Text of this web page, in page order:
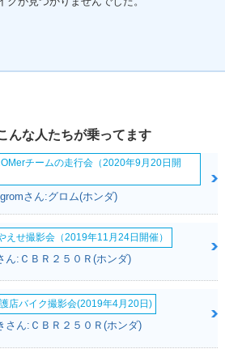
年 Super Dio
Edition・特
・限定仕様
1991年 Super Di
o・新登場
んな人たちが乗ってます
チームの走行会（2020年9月20日開
さん:グロム(ホンダ)
えせ撮影会（2019年11月24日開催）
ん:ＣＢＲ２５０Ｒ(ホンダ)
店バイク撮影会(2019年4月20日)
さん:ＣＢＲ２５０Ｒ(ホンダ)